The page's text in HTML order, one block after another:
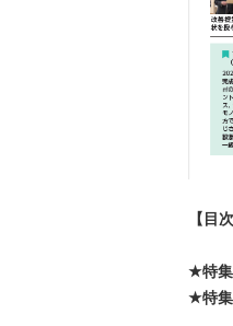
【目
★特集
★特集